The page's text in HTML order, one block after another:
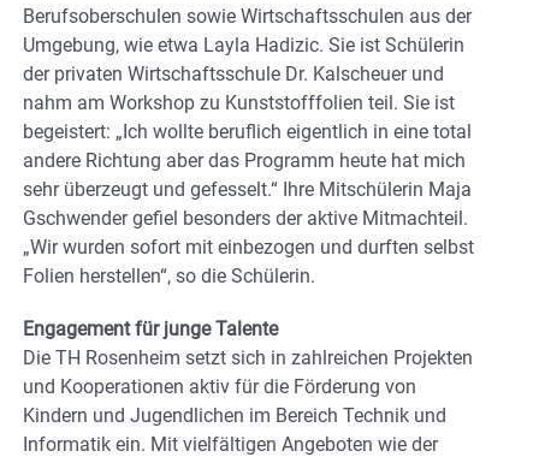
Berufsoberschulen sowie Wirtschaftsschulen aus der
Umgebung, wie etwa Layla Hadizic. Sie ist Schülerin
der privaten Wirtschaftsschule Dr. Kalscheuer und
nahm am Workshop zu Kunststofffolien teil. Sie ist
begeistert: „Ich wollte beruflich eigentlich in eine total
andere Richtung aber das Programm heute hat mich
sehr überzeugt und gefesselt.“ Ihre Mitschülerin Maja
Gschwender gefiel besonders der aktive Mitmachteil.
„Wir wurden sofort mit einbezogen und durften selbst
Folien herstellen“, so die Schülerin.
Engagement für junge Talente
Die TH Rosenheim setzt sich in zahlreichen Projekten
und Kooperationen aktiv für die Förderung von
Kindern und Jugendlichen im Bereich Technik und
Informatik ein. Mit vielfältigen Angeboten wie der